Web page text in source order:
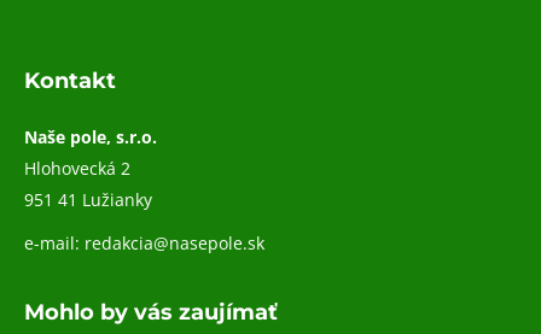
Kontakt
Naše pole, s.r.o.
Hlohovecká 2
951 41 Lužianky
e-mail: redakcia@nasepole.sk
Mohlo by vás zaujímať